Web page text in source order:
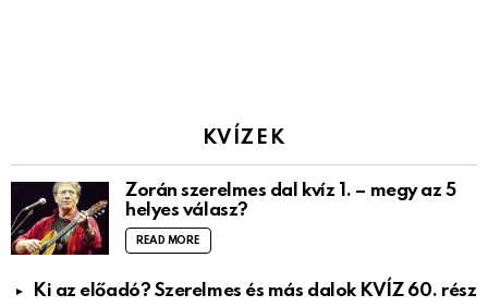
KVÍZEK
Zorán szerelmes dal kvíz 1. – megy az 5
helyes válasz?
READ MORE
Ki az előadó? Szerelmes és más dalok KVÍZ 60. rész